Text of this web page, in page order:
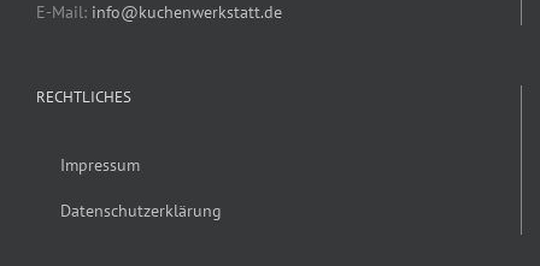
E-Mail: info@kuchenwerkstatt.de
RECHTLICHES
Impressum
Datenschutzerklärung